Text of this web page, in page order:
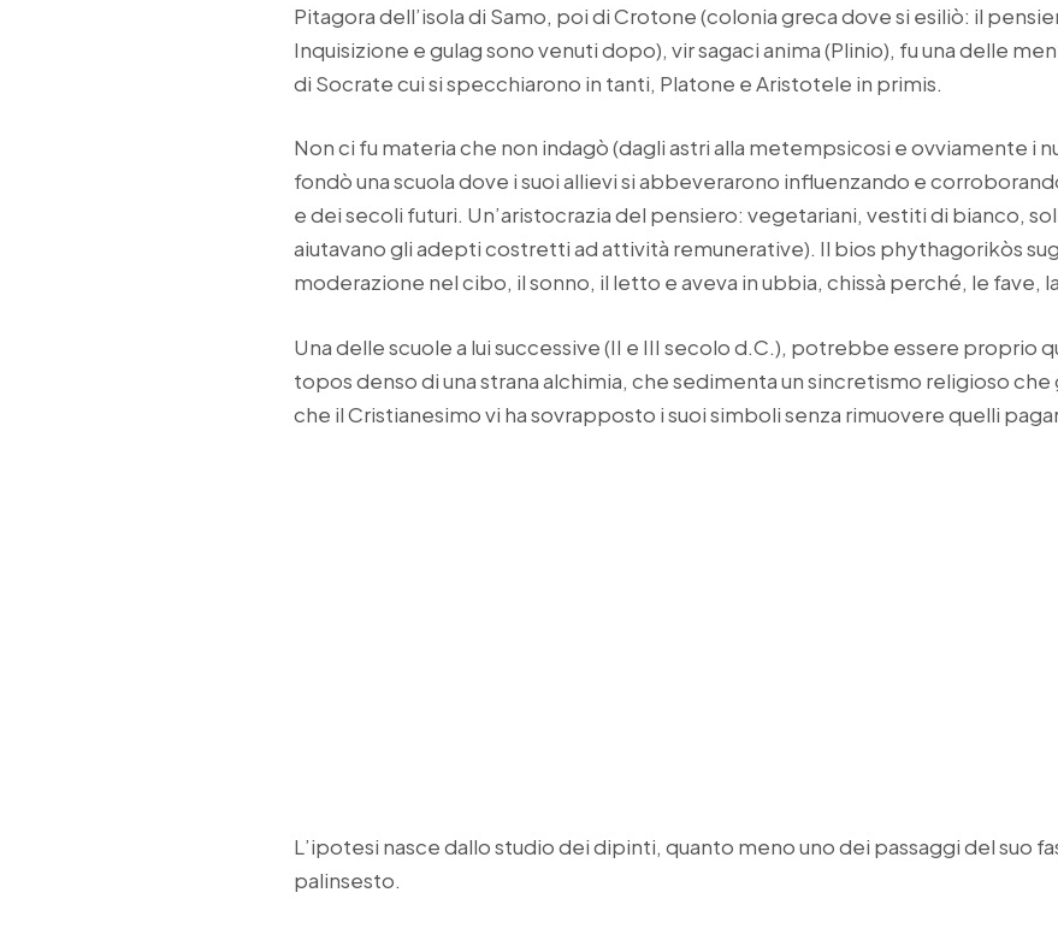
Pitagora dell’isola di Samo, poi di Crotone (colonia greca dove si esiliò: il
Inquisizione e gulag sono venuti dopo), vir sagaci anima (Plinio), fu una delle
di Socrate cui si specchiarono in tanti, Platone e Aristotele in primis.
Non ci fu materia che non indagò (dagli astri alla metempsicosi e ovviamente i
fondò una scuola dove i suoi allievi si abbeverarono influenzando e
e dei secoli futuri. Un’aristocrazia del pensiero: vegetariani, vestiti di bianco,
aiutavano gli adepti costretti ad attività remunerative). Il bios phythagorikòs
moderazione nel cibo, il sonno, il letto e aveva in ubbia, chissà perché, le fave,
Una delle scuole a lui successive (II e III secolo d.C.), potrebbe essere proprio
topos denso di una strana alchimia, che sedimenta un sincretismo religioso
che il Cristianesimo vi ha sovrapposto i suoi simboli senza rimuovere quelli
L’ipotesi nasce dallo studio dei dipinti, quanto meno uno dei passaggi del suo
palinsesto.